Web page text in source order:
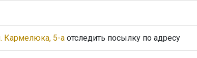
Кармелюка, 5-а отследить посылку по адресу